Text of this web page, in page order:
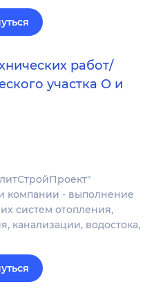
работ/
участка О и
компании - выполнение
систем отопления,
канализации, водостока,